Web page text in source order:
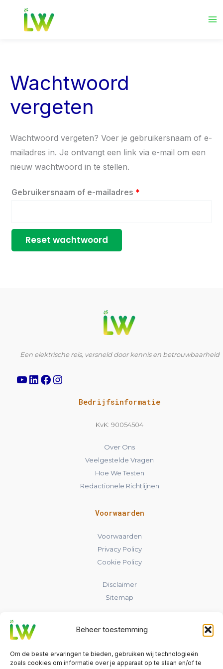
Beheer toestemming
Om de beste ervaringen te bieden, gebruiken wij technologieën
zoals cookies om informatie over je apparaat op te slaan en/of te
Wachtwoord
vergeten
Wachtwoord vergeten? Voer je gebruikersnaam of e-
mailadres in. Je ontvangt een link via e-mail om een
nieuw wachtwoord in te stellen.
Gebruikersnaam of e-mailadres *
Reset wachtwoord
Een elektrische reis, versneld door kennis en betrouwbaarheid
Instagram
Bedrijfsinformatie
KvK: 90054504
Over Ons
Veelgestelde Vragen
Hoe We Testen
Redactionele Richtlijnen
Voorwaarden
Voorwaarden
Privacy Policy
Cookie Policy
Disclaimer
Sitemap
Nederland